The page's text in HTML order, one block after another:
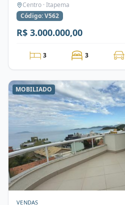
Centro · Itapema
Código: V562
R$ 3.000.000,00
3 3
MOBILIADO
VENDAS